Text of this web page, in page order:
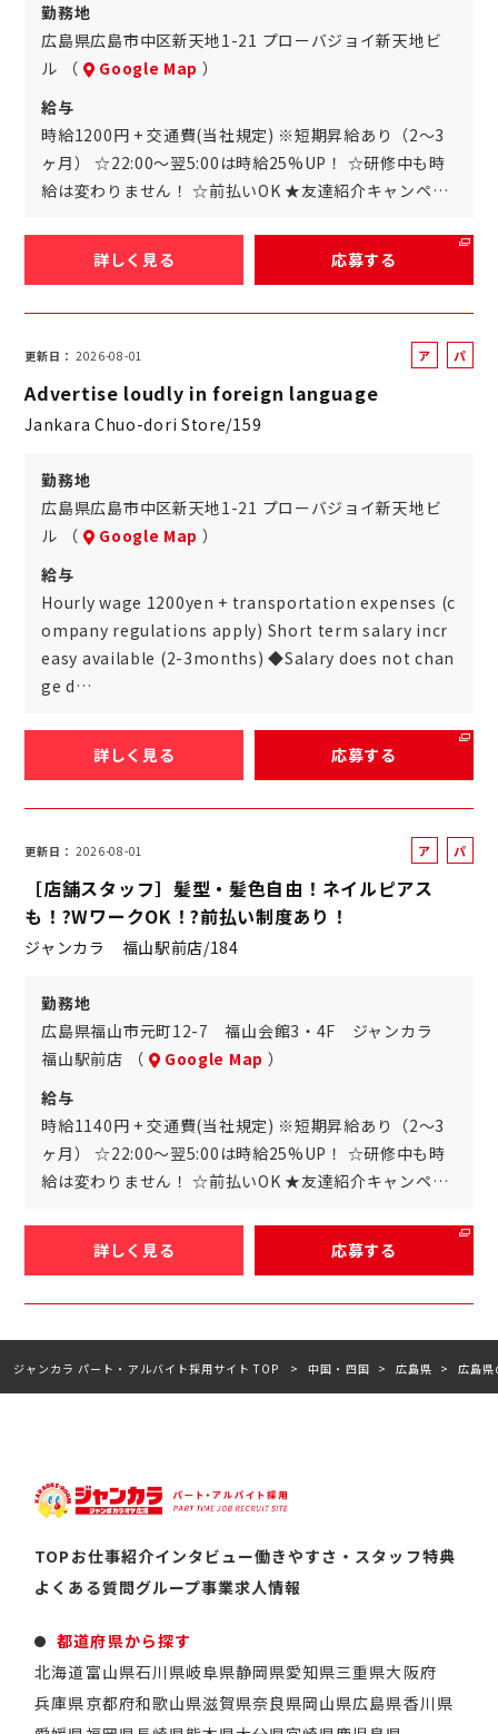
勤務地
広島県広島市中区新天地1-21 プローバジョイ新天地ビ
ル （
Google Map ）
給与
時給1200円 + 交通費(当社規定) ※短期昇給あり（2～3
ヶ月） ☆22:00～翌5:00は時給25%UP！ ☆研修中も時
給は変わりません！ ☆前払いOK ★友達紹介キャンペ…
詳しく見る 応募する
更新日 2026-08-01
ア
パ
Advertise loudly in foreign language
Jankara Chuo-dori Store/159
勤務地
広島県広島市中区新天地1-21 プローバジョイ新天地ビ
ル （
Google Map ）
給与
Hourly wage 1200yen + transportation expenses (c
ompany regulations apply) Short term salary incr
easy available (2-3months) ◆Salary does not chan
ge d…
詳しく見る 応募する
更新日 2026-08-01
ア
バ
パ
［店舗スタッフ］髪型・髪色自由！ネイルピアス
も！?WワークOK！?前払い制度あり！
ジャンカラ 福山駅前店/184
勤務地
広島県福山市元町12-7 福山会館3・4F ジャンカラ
福山駅前店 （
Google Map ）
給与
時給1140円 + 交通費(当社規定) ※短期昇給あり（2～3
ヶ月） ☆22:00～翌5:00は時給25%UP！ ☆研修中も時
給は変わりません！ ☆前払いOK ★友達紹介キャンペ…
詳しく見る 応募する
ジャンカラ パート・アルバイト採用サイト TOP 中国・四国 広島県 広島
TOP お仕事紹介インタビュー働きやすさ・スタッフ特典
よくある質問グループ事業求人情報
都道府県から探す
北海道富山県石川県岐阜県静岡県愛知県三重県大阪府
兵庫県京都府和歌山県滋賀県奈良県岡山県広島県香川県